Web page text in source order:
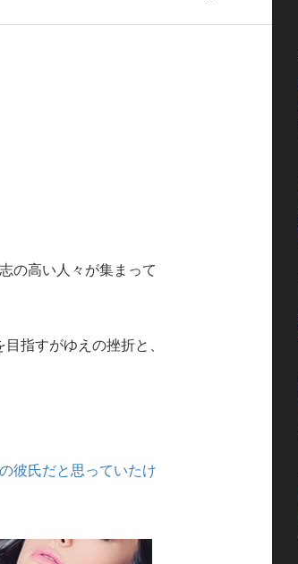
の高い人々が集まって
指すがゆえの挫折と、
彼氏だと思っていたけ